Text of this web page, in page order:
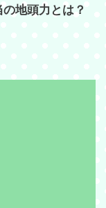
地頭力とは？